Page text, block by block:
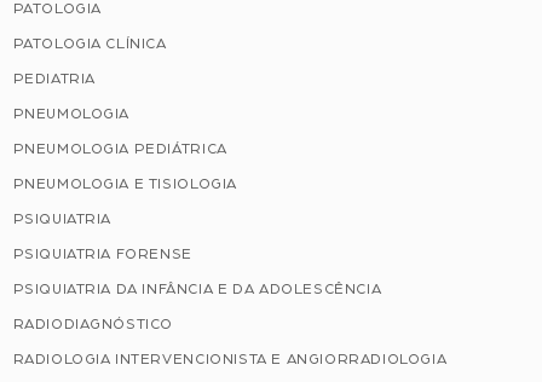
PATOLOGIA
PATOLOGIA CLÍNICA
PEDIATRIA
PNEUMOLOGIA
PNEUMOLOGIA PEDIÁTRICA
PNEUMOLOGIA E TISIOLOGIA
PSIQUIATRIA
PSIQUIATRIA FORENSE
PSIQUIATRIA DA INFÂNCIA E DA ADOLESCÊNCIA
RADIODIAGNÓSTICO
RADIOLOGIA INTERVENCIONISTA E ANGIORRADIOLOGIA